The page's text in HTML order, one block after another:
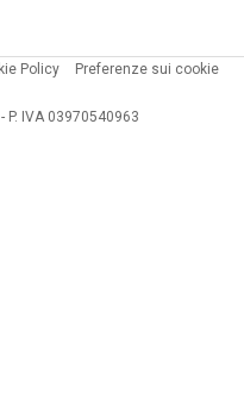
Policy
Preferenze sui cookie
P. IVA 03970540963